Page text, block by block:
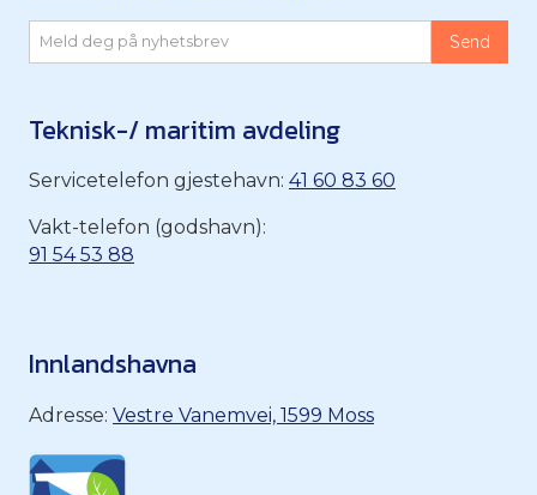
Teknisk-/ maritim avdeling
Servicetelefon gjestehavn: 41 60 83 60
Vakt-telefon (godshavn):
91 54 53 88
Innlandshavna
Adresse: Vestre Vanemvei, 1599 Moss